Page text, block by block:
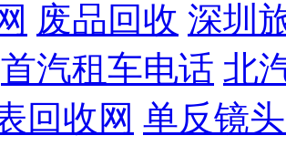
废品回收 深圳
首汽租车电话 北
回收网 单反镜